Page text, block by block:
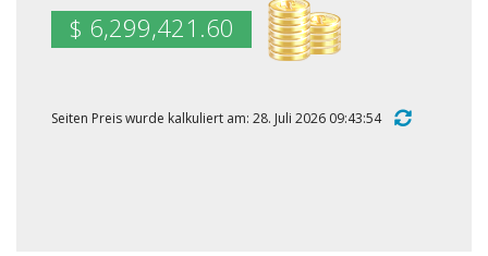
$ 6,299,421.60
Seiten Preis wurde kalkuliert am: 28. Juli 2026 09:43:54